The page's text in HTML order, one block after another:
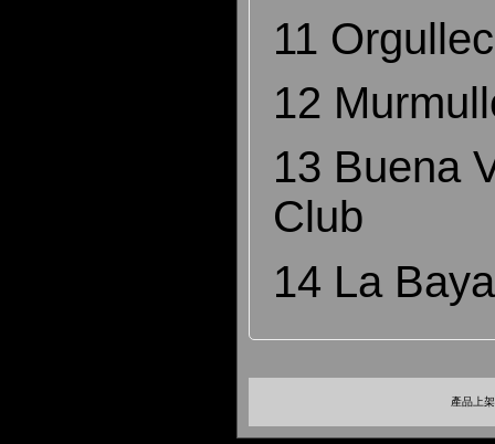
11
12
13 Buena
Club
14 La
產品上